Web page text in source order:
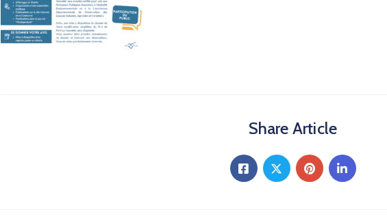
Share Article